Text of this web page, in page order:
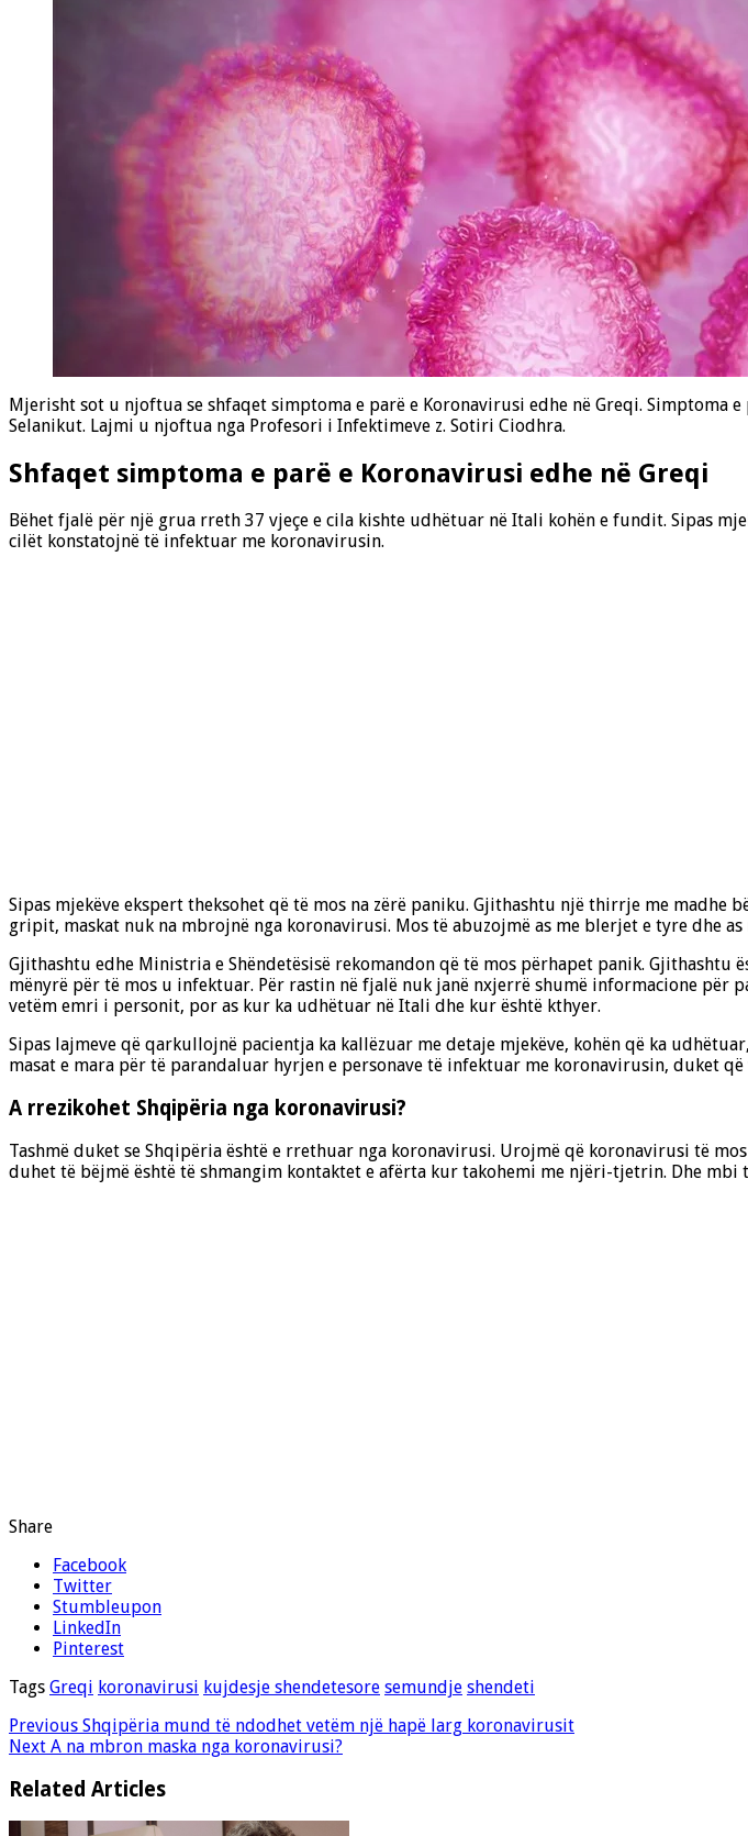
Mjerisht sot u njoftua se shfaqet simptoma e parë e Koronavirusi edhe në Greqi. Simptoma
Selanikut. Lajmi u njoftua nga Profesori i Infektimeve z. Sotiri Ciodhra.
Shfaqet simptoma e parë e Koronavirusi edhe në Greqi
Bëhet fjalë për një grua rreth 37 vjeçe e cila kishte udhëtuar në Itali kohën e fundit. Sipas
cilët konstatojnë të infektuar me koronavirusin.
Sipas mjekëve ekspert theksohet që të mos na zërë paniku. Gjithashtu një thirrje me
gripit, maskat nuk na mbrojnë nga koronavirusi. Mos të abuzojmë as me blerjet e tyre dhe
Gjithashtu edhe Ministria e Shëndetësisë rekomandon që të mos përhapet panik. Gjithashtu
mënyrë për të mos u infektuar. Për rastin në fjalë nuk janë nxjerrë shumë informacione për
vetëm emri i personit, por as kur ka udhëtuar në Itali dhe kur është kthyer.
Sipas lajmeve që qarkullojnë pacientja ka kallëzuar me detaje mjekëve, kohën që ka
masat e mara për të parandaluar hyrjen e personave të infektuar me koronavirusin, duket
A rrezikohet Shqipëria nga koronavirusi?
Tashmë duket se Shqipëria është e rrethuar nga koronavirusi. Urojmë që koronavirusi të
duhet të bëjmë është të shmangim kontaktet e afërta kur takohemi me njëri-tjetrin. Dhe
Share
Facebook
Twitter
Stumbleupon
LinkedIn
Pinterest
Tags Greqi koronavirusi kujdesje shendetesore semundje shendeti
Previous Shqipëria mund të ndodhet vetëm një hapë larg koronavirusit
Next A na mbron maska nga koronavirusi?
Related Articles